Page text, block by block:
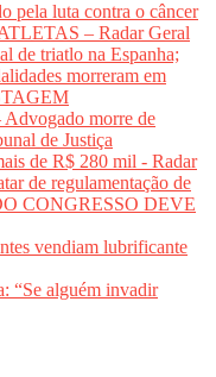
luta contra o câncer
– Radar Geral
de triatlo na Espanha;
morreram em
morre de
de Justiça
de R$ 280 mil - Radar
de regulamentação de
CONGRESSO DEVE
vendiam lubrificante
“Se alguém invadir